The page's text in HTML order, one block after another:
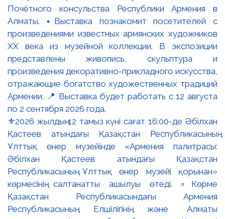
⚜️2026 жылдың 12 тамыз күні сағат 16:00-де Әбілхан
Қастеев атындағы Қазақстан Республикасының
Ұлттық өнер музейінде «Армения палитрасы:
Әбілхан Қастеев атындағы Қазақстан
Республикасының Ұлттық өнер музейі қорынан»
көрмесінің салтанатты ашылуы өтеді. ▫️Көрме
Қазақстан Республикасындағы Армения
Республикасының Елшілігінің және Алматы